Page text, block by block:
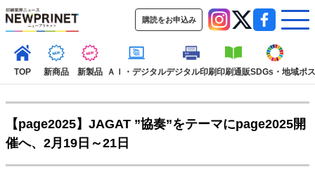
購読をお申込み
TOP 新商品 新製品 ＡＩ・デジタルデジタル印刷印刷通販SDGs・地域ポ
インデックス
【page2025】JAGAT ”協奏”をテーマにpage2025開
催へ、2月19日～21日